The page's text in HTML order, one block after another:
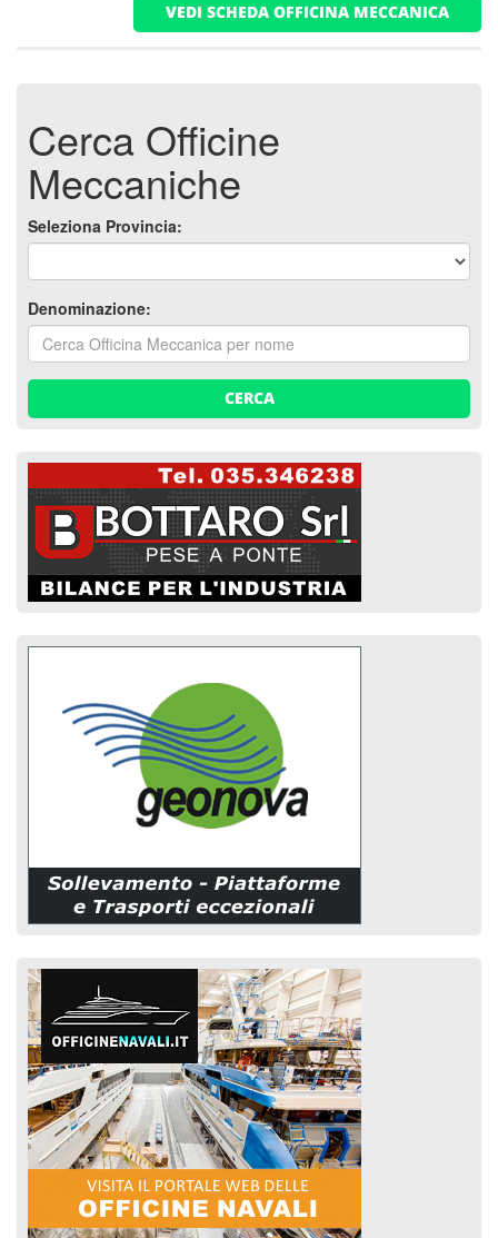
VEDI SCHEDA OFFICINA MECCANICA
Cerca Officine
Meccaniche
Seleziona Provincia:
Denominazione:
CERCA